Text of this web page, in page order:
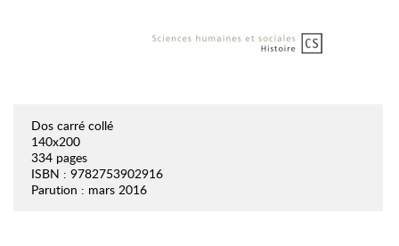
Dos carré collé
140x200
334 pages
ISBN : 9782753902916
Parution : mars 2016